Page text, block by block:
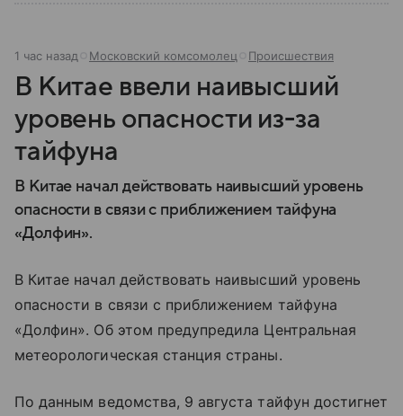
1 час назад Московский комсомолец Происшествия
В Китае ввели наивысший
уровень опасности из-за
тайфуна
В Китае начал действовать наивысший уровень
опасности в связи с приближением тайфуна
«Долфин».
В Китае начал действовать наивысший уровень
опасности в связи с приближением тайфуна
«Долфин». Об этом предупредила Центральная
метеорологическая станция страны.
По данным ведомства, 9 августа тайфун достигнет